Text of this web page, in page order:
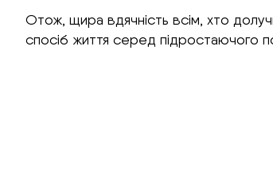
Отож, щира вдячність всім, хто
спосіб життя серед підростаючого